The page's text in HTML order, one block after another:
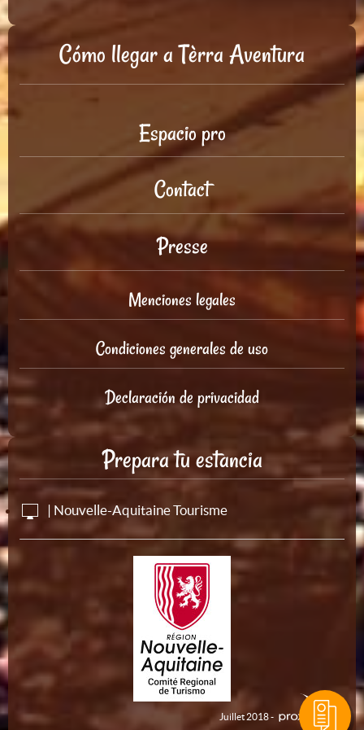
Cómo llegar a Tèrra Aventura
Espacio pro
Contact
Presse
Menciones legales
Condiciones generales de uso
Declaración de privacidad
Prepara tu estancia
| Nouvelle-Aquitaine Tourisme
Juillet 2018 -